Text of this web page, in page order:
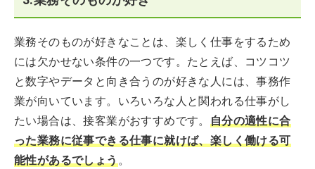
業務そのものが好きなことは、楽しく仕事をするため
には欠かせない条件の一つです。たとえば、コツコツ
と数字やデータと向き合うのが好きな人には、事務作
業が向いています。いろいろな人と関われる仕事がし
たい場合は、接客業がおすすめです。 自分の適性に合
った業務に従事できる仕事に就けば、楽しく働ける可
能性があるでしょう。